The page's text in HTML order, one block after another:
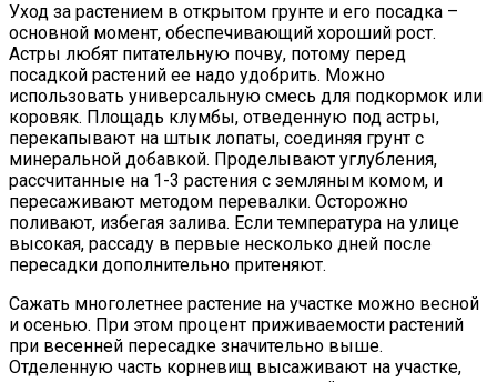
Уход за растением в открытом грунте и его посадка –
основной момент, обеспечивающий хороший рост.
Астры любят питательную почву, потому перед
посадкой растений ее надо удобрить. Можно
использовать универсальную смесь для подкормок или
коровяк. Площадь клумбы, отведенную под астры,
перекапывают на штык лопаты, соединяя грунт с
минеральной добавкой. Проделывают углубления,
рассчитанные на 1-3 растения с земляным комом, и
пересаживают методом перевалки. Осторожно
поливают, избегая залива. Если температура на улице
высокая, рассаду в первые несколько дней после
пересадки дополнительно притеняют.
Сажать многолетнее растение на участке можно весной
и осенью. При этом процент приживаемости растений
при весенней пересадке значительно выше.
Отделенную часть корневищ высаживают на участке,